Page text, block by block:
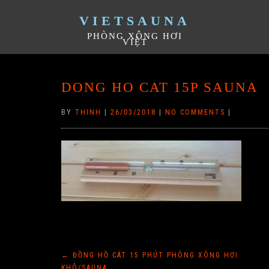
VIETSAUNA
PHÒNG XÔNG HƠI
VIỆT
DONG HO CAT 15P SAUNA
BY THINH 26/03/2018 NO COMMENTS
Điều
←
ĐỒNG HỒ CÁT 15 PHÚT PHÒNG XÔNG HƠI